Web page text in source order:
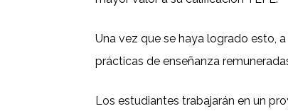
Una vez que se haya logrado esto,
prácticas de enseñanza
Los estudiantes trabajarán en un